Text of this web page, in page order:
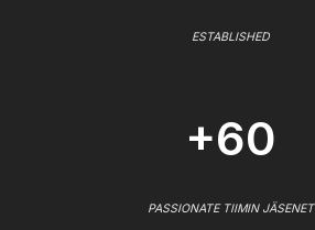
ESTABLISHED
+60
PASSIONATE TIIMIN JÄSENET